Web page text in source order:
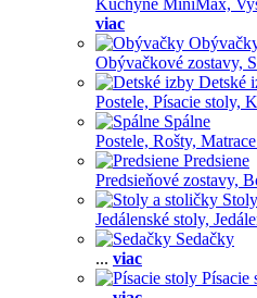
Kuchyne MiniMax,
viac
Obývačkové zostavy,
Detské
Postele, Písacie stoly,
Spálne
Postele, Rošty,
Predsiene
Predsieňové zostavy,
Jedálenské stoly,
Sedačky
... viac
Písacie